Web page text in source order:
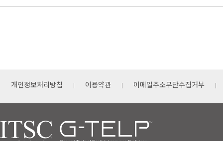
개인정보처리방침 이용약관 이메일주소무단수집거부